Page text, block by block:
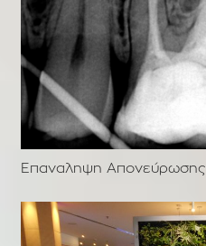
Επαναληψη Απονεύρωσης